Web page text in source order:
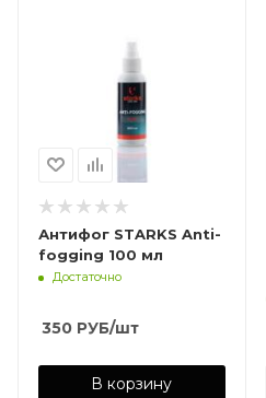
Антифог STARKS Anti-
fogging 100 мл
Достаточно
350 РУБ/шт
В корзину